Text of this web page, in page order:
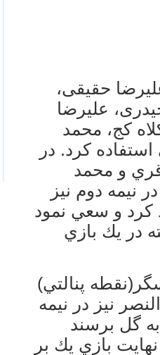
حقیقی،
علیرضا
کج، محمد
كرد. در
و محمد
نيمه دوم نيز
كرد و سعي نمود
در يك بازي
پنالتي)
نيز در نيمه
گل برسند
بازي يك بر